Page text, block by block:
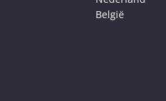
België